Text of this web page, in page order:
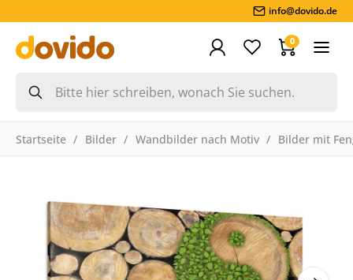
info@dovido.de
0
Startseite Bilder Wandbilder nach Motiv Bilder mit